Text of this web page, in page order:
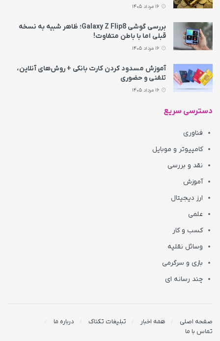
بررسی گوشی Galaxy Z Flip8؛ ظاهر شبیه به نسخه
قبلی اما با باطن متفاوت!
آموزش مسدود کردن کارت بانکی + روش‌های آنلاین،
تلفنی و حضوری
دسترسی سریع
فناوری
کامپیوتر و موبایل
نقد و بررسی
آموزش
ارز دیجیتال
علمی
کسب و کار
وسائل نقلیه
بازی و سرگرمی
چند رسانه ای
صفحه اصلی همه اخبار تبلیغات تکناک
درباره ما
تماس با ما